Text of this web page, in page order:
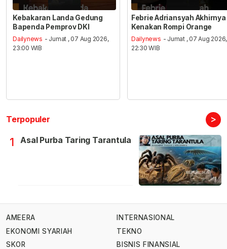
Kebakaran Landa Gedung
Bapenda Pemprov DKI
Dailynews - Jumat , 07 Aug 2026,
23:00 WIB
Febrie Adriansyah Akhirnya
Kenakan Rompi Orange
Dailynews - Jumat , 07 Aug 2026,
22:30 WIB
Terpopuler >
1 Asal Purba Taring Tarantula
AMEERA
EKONOMI SYARIAH
SKOR
INTERNASIONAL
TEKNO
BISNIS FINANSIAL